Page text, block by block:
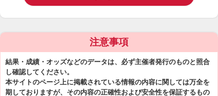
注意事項
結果・成績・オッズなどのデータは、必ず主催者発行のものと照合
し確認してください。
本サイトのページ上に掲載されている情報の内容に関しては万全を
期しておりますが、その内容の正確性および安全性を保証するもの